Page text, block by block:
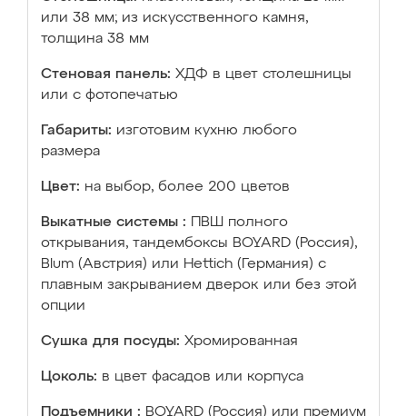
или 38 мм; из искусственного камня,
толщина 38 мм
Стеновая панель: ХДФ в цвет столешницы
или с фотопечатью
Габариты: изготовим кухню любого
размера
Цвет: на выбор, более 200 цветов
Выкатные системы :
ПВШ полного
открывания, тандембоксы BOYARD (Россия),
Blum (Австрия) или Hettich (Германия) с
плавным закрыванием дверок или без этой
опции
Сушка для посуды: Хромированная
Цоколь: в цвет фасадов или корпуса
Подъемники : BOYARD (Россия) или премиум